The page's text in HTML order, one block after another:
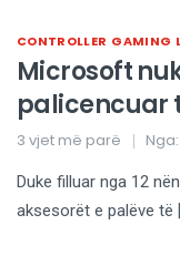
CONTROLLER GAMING
Microsoft
palicencuar
3 vjet më parë Nga:
Duke filluar nga 12
aksesorët e palëve të